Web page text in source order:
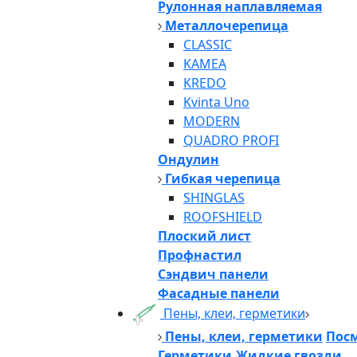
Рулонная наплавляемая
Металлочерепица
CLASSIC
KAMEA
KREDO
Kvinta Uno
MODERN
QUADRO PROFI
Ондулин
Гибкая черепица
SHINGLAS
ROOFSHIELD
Плоский лист
Профнастил
Сэндвич панели
Фасадные панели
Пены, клеи, герметики
Пены, клеи, герметики